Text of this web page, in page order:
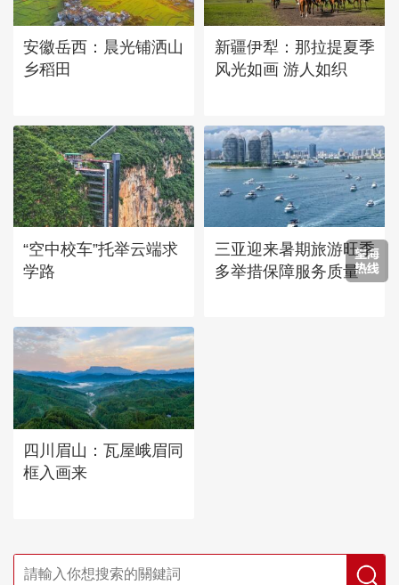
安徽岳西：晨光铺洒山
乡稻田
新疆伊犁：那拉提夏季
风光如画 游人如织
“空中校车”托举云端求
学路
三亚迎来暑期旅游旺季
多举措保障服务质量
四川眉山：瓦屋峨眉同
框入画来